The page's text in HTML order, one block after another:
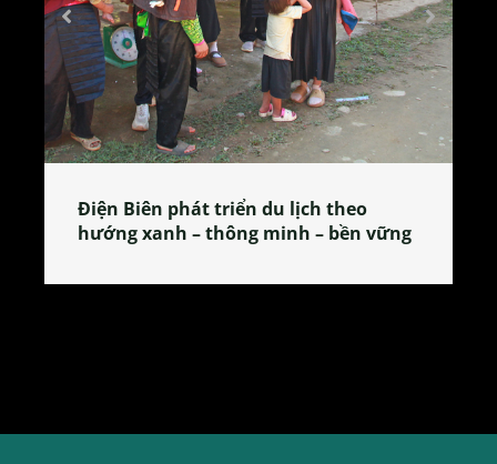
Làng làm bánh tẻ Phú Nhi – nơi lan
tỏa đặc sản xứ Đoài